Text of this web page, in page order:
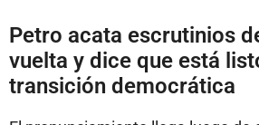
Petro acata escrutinios
vuelta y dice que está
transición democrática